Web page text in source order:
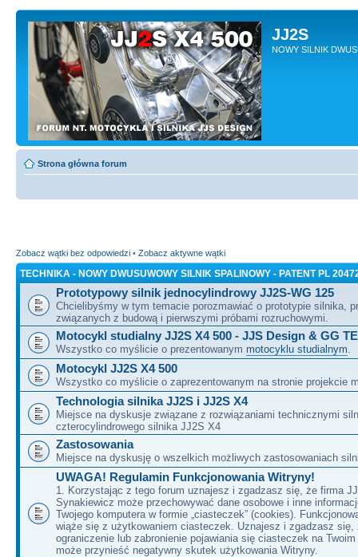
JJ2S
NOWY SILNIK
Strona główna forum
Zobacz wątki bez odpowiedzi • Zobacz aktywne wątki
TECHNIKA - NOWY DWUSUWOWY SILNIK SPALINOWY - PATENT PL
Prototypowy silnik jednocylindrowy JJ2S-WG 125
Chcielibyśmy w tym temacie porozmawiać o prototypie silnika,
związanych z budową i pierwszymi próbami rozruchowymi.
Motocykl studialny JJ2S X4 500 - JJS Design & GG
Wszystko co myślicie o prezentowanym motocyklu studialnym
Motocykl JJ2S X4 500
Wszystko co myślicie o zaprezentowanym na stronie projekcie
Technologia silnika JJ2S i JJ2S X4
Miejsce na dyskusje związane z rozwiązaniami technicznymi
czterocylindrowego silnika JJ2S X4
Zastosowania
Miejsce na dyskusję o wszelkich możliwych zastosowaniach
UWAGA! Regulamin Funkcjonowania Witryny!
1. Korzystając z tego forum uznajesz i zgadzasz się, że firma
Synakiewicz może przechowywać dane osobowe i inne
Twojego komputera w formie „ciasteczek” (cookies).
wiąże się z użytkowaniem ciasteczek. Uznajesz i zgadzasz się,
ograniczenie lub zabronienie pojawiania się ciasteczek na
może przynieść negatywny skutek użytkowania Witryny.